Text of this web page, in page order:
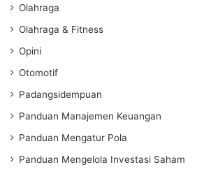
Olahraga
Olahraga & Fitness
Opini
Otomotif
Padangsidempuan
Panduan Manajemen Keuangan
Panduan Mengatur Pola
Panduan Mengelola Investasi Saham